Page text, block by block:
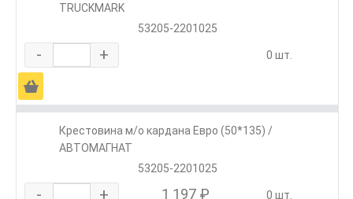
TRUCKMARK
53205-2201025
- + 0 шт.
Ä
Крестовина м/о кардана Евро (50*135) /
АВТОМАГНАТ
53205-2201025
- + 1 197 ₽ 0 шт.